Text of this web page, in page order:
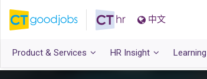
中文
Product & Services HR Insight